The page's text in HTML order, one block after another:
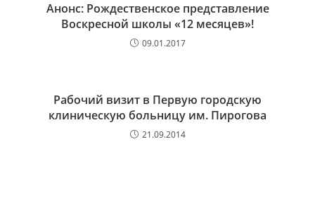
Анонс: Рождественское представление
Воскресной школы «12 месяцев»!
09.01.2017
Рабочий визит в Первую городскую
клиническую больницу им. Пирогова
21.09.2014